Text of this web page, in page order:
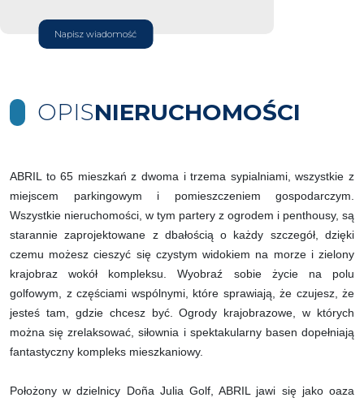
Napisz wiadomość
OPISNIERUCHOMOŚCI
ABRIL to 65 mieszkań z dwoma i trzema sypialniami, wszystkie z
miejscem parkingowym i pomieszczeniem gospodarczym.
Wszystkie nieruchomości, w tym partery z ogrodem i penthousy, są
starannie zaprojektowane z dbałością o każdy szczegół, dzięki
czemu możesz cieszyć się czystym widokiem na morze i zielony
krajobraz wokół kompleksu. Wyobraź sobie życie na polu
golfowym, z częściami wspólnymi, które sprawiają, że czujesz, że
jesteś tam, gdzie chcesz być. Ogrody krajobrazowe, w których
można się zrelaksować, siłownia i spektakularny basen dopełniają
fantastyczny kompleks mieszkaniowy.
Położony w dzielnicy Doña Julia Golf, ABRIL jawi się jako oaza